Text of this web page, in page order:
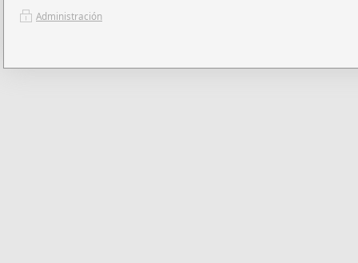
Administración